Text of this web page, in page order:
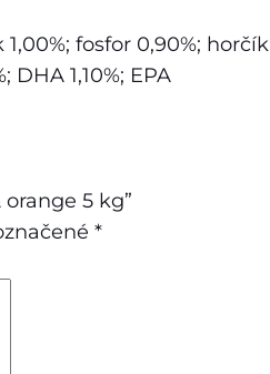
fosfor 0,90%; horčík
1,10%; EPA
5 kg”
*